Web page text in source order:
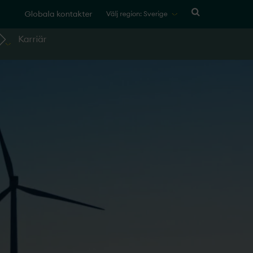
Globala kontakter Välj region: Sverige
Karriär